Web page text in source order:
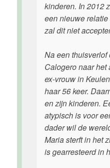
kinderen. In 2012
een nieuwe
zal dit niet
Na een
Calogero naar het
ex-vrouw in
haar 56 keer.
en zijn kinderen.
atypisch is voor
dader wil de
Maria sterft in het
is gearresteerd in